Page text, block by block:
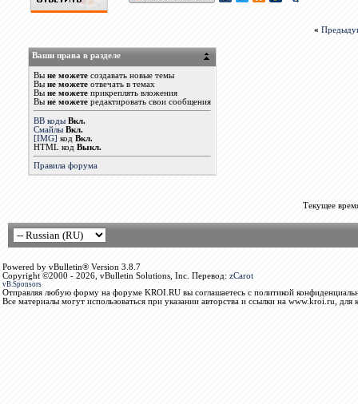
«
Ваши права в разделе
Вы не можетесоздавать новые темы
Вы не можетеотвечать в темах
Вы не можетеприкреплять вложения
Вы не можетередактировать свои сообщения
BB коды Вкл.
Смайлы Вкл.
[IMG] код Вкл.
HTML код Выкл.
Правила форума
Текущее
Powered by vBulletin® Version 3.8.7
Copyright ©2000 - 2026, vBulletin Solutions, Inc. Перевод: zCarot
vB.Sponsors
Отправляя любую форму на форуме KROI.RU вы соглашаетесь с политикой
Все материалы могут использоваться при указании авторства и ссылки на www.kroi.ru, для